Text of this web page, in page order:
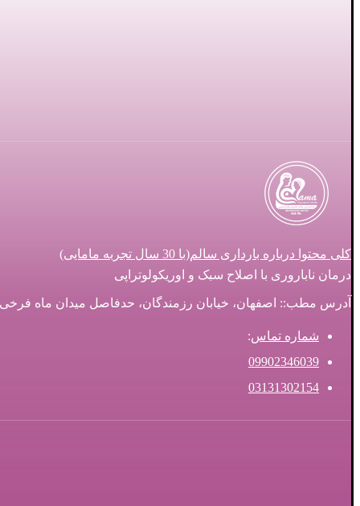
کلی محتوا درباره بارداری سالم(با 30 سال تجربه مامایی)
درمان ناباروری با اصلاح سبک و اوریکولوتراپی
آدرس مطب:: اصفهان، خیابان رزمندگان، حدفاصل میدان ماه فرخی و
شماره تماس:
09902346039
03131302154